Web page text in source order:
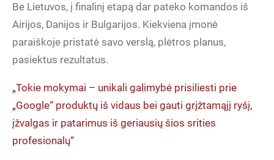
Be Lietuvos, į finalinį etapą dar pateko komandos iš
Airijos, Danijos ir Bulgarijos. Kiekviena įmonė
paraiškoje pristatė savo verslą, plėtros planus,
pasiektus rezultatus.
„Tokie mokymai – unikali galimybė prisiliesti prie
„Google“ produktų iš vidaus bei gauti grįžtamąjį ryšį,
įžvalgas ir patarimus iš geriausių šios srities
profesionalų“